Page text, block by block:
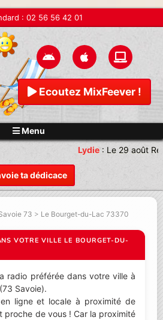
: 02 56 56 42 01
Ecoutez MixFeever !
Menu
ta dédicace
Lydie:Le 29 août
73 > Le Bourget-du-Lac 73370
VOTRE VILLE LE BOURGET-DU-
radio préférée dans votre ville à
Savoie).
ligne et locale à proximité de
proche de vous ! Car la proximité